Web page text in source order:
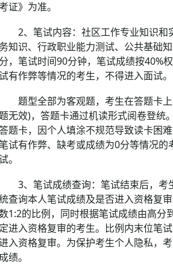
证》为准。
、笔试内容：社区工作专业知识和
知识、行政职业能力测试、公共基础
，笔试时间90分钟，笔试成绩按40%
有作弊等情况的考生，不得进入面试。
型全部为客观题，考生在答题卡上
无效)，答题卡通过机读形式阅卷登统
题卡，因个人填涂不规范导致读卡困难
试有作弊、缺考或成绩为0分等情况的
。
、笔试成绩查询：笔试结束后，考
查询本人笔试成绩及是否进入资格复
1:2的比例，同时根据笔试成绩由高分
进入资格复审的考生。比例内末位笔
入资格复审。为保护考生个人隐私，
绩。